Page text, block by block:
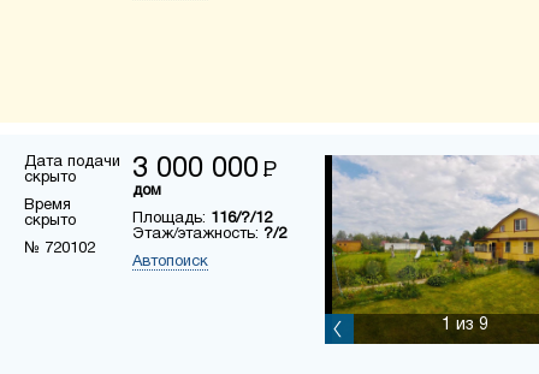
Дата подачи
скрыто
Время
скрыто
№ 720102
3 000 000 Р
дом
Площадь: 116/?/12
Этаж/этажность: ?/2
Автопоиск
1 из 9